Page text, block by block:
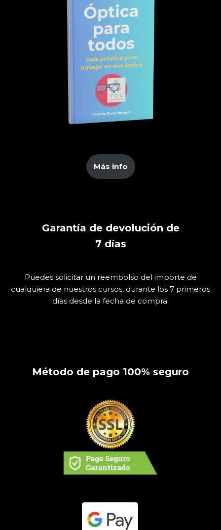
Más info
Garantía de devolución de
7 días
Puedes solicitar un reembolso del importe de
cualquiera de nuestros cursos, durante los 7 primeros
días desde la fecha de compra.
Método de pago 100% seguro